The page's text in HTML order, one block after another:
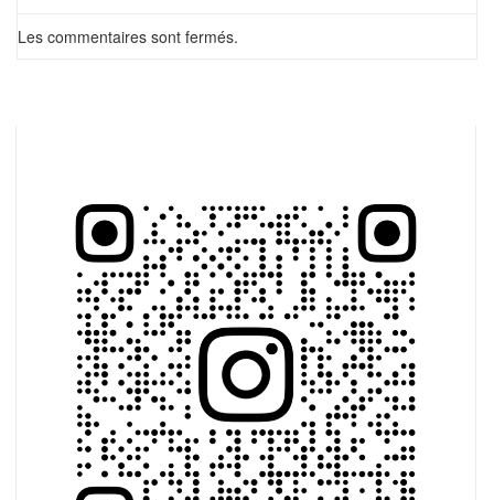
Les commentaires sont fermés.